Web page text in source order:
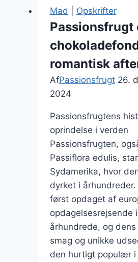
et
krydret
twist
Mad Opskrifter
Passionsfrugt
romantisk
AfPassionsfrugt 26.
2024
Passionsfrugtens
oprindelse i verden
Passionsfrugten,
Passiflora edulis,
Sydamerika, hvor
dyrket i århundreder.
først opdaget af
opdagelsesrejsende
århundrede, og
smag og unikke
den hurtigt populær i